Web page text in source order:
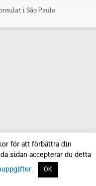
i São Paulo
för att förbättra din
sidan accepterar du detta
OK